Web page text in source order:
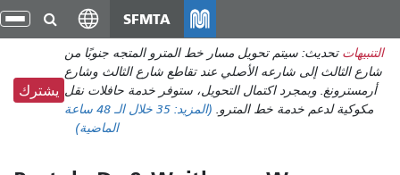
انتقل
إلى
المحتوى
الرئيسي
SFMTA
التنبيهات تحديث: سيتم تحويل مسار خط المترو المتجه جنوبًا من
شارع الثالث إلى شارعه الأصلي عند تقاطع شارع الثالث وشارع
أرمسترونغ. وبمجرد اكتمال التحويل، ستوفر خدمة حافلات نقل
مكوكية لدعم خدمة خط المترو. (المزيد: 35
خلال الـ 48 ساعة
الماضية)
يشترك